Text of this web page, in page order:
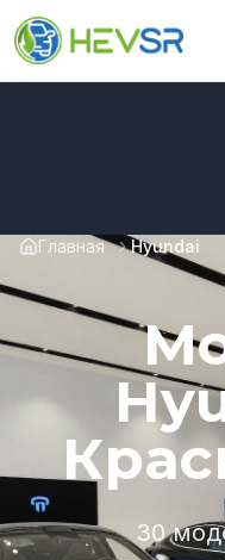
Главная Hyundai
30